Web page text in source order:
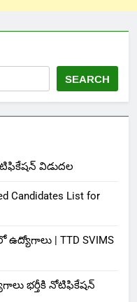
SEARCH
విడుదల
Candidates List for
| TTD SVIMS
భర్తీకి నోటిఫికేషన్